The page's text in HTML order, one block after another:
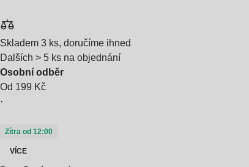
Skladem 3 ks, doručíme ihned
Dalších > 5 ks na objednání
Osobní odběr
Od 199 Kč
·
Zítra od 12:00
VÍCE